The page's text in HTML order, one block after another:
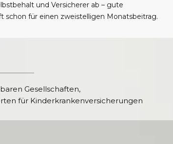
und Versicherer ab – gute
schon für einen zweistelligen Monatsbeitrag.
Gesellschaften,
für Kinderkrankenversicherungen